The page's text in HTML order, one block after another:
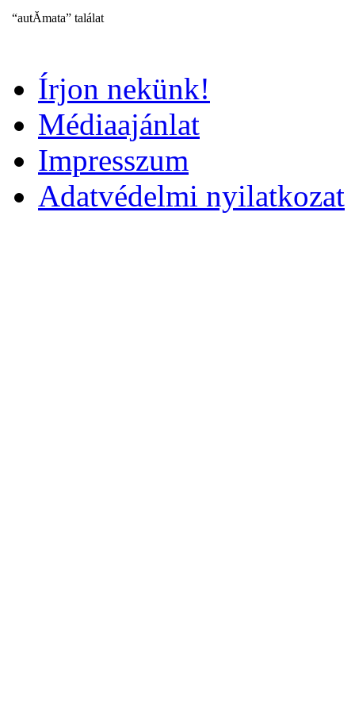
“autĂmata” találat
Írjon nekünk!
Médiaajánlat
Impresszum
Adatvédelmi nyilatkozat